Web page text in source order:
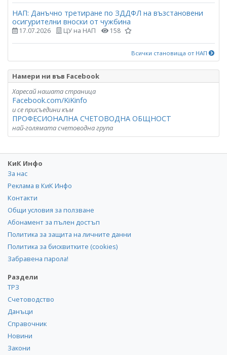
НАП: Данъчно третиране по ЗДДФЛ на възстановени
осигурителни вноски от чужбина
17.07.2026 ЦУ на НАП 158
Всички становища от НАП
Намери ни във Facebook
Харесай нашата страница
Facebook.com/KiKinfo
и се присъедини към
ПРОФЕСИОНАЛНА СЧЕТОВОДНА ОБЩНОСТ
най-голямата счетоводна група
КиК Инфо
За нас
Реклама в КиК Инфо
Контакти
Общи условия за ползване
Абонамент за пълен достъп
Политика за защита на личните данни
Политика за бисквитките (cookies)
Забравена парола!
Раздели
ТРЗ
Счетоводство
Данъци
Справочник
Новини
Закони